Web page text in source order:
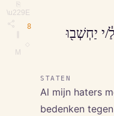
⎘
\u229E
M
8
י יַחְשְׁב֖וּ
STATEN
Al mijn haters
bedenken